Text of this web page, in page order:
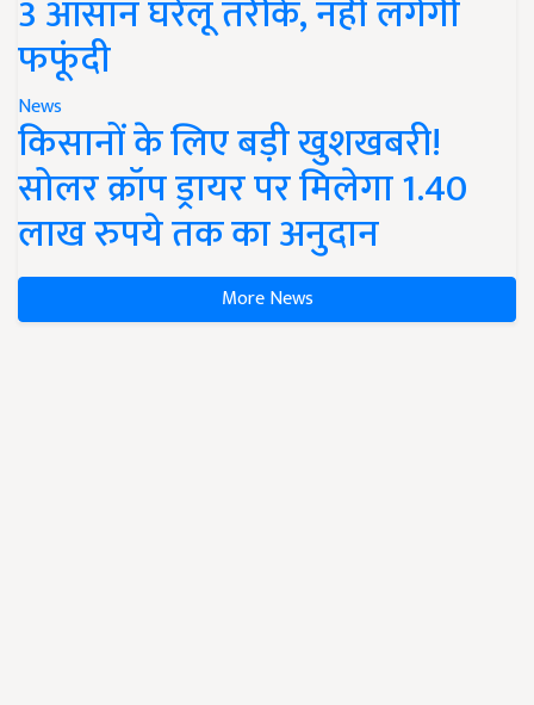
3 आसान घरेलू तरीके, नहीं लगेगी
फफूंदी
News
किसानों के लिए बड़ी खुशखबरी!
सोलर क्रॉप ड्रायर पर मिलेगा 1.40
लाख रुपये तक का अनुदान
More News